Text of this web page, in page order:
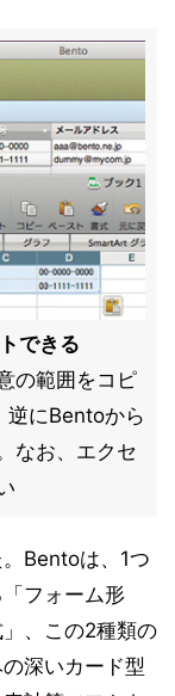
できる
の範囲をコピ
逆にBentoから
なお、エクセ
Bentoは、1つ
フォーム形
、この2種類の
深いカード型